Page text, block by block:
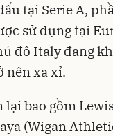
tại Serie A,
sử dụng tại
đô Italy đang
nên xa xỉ.
bao gồm
(Wigan